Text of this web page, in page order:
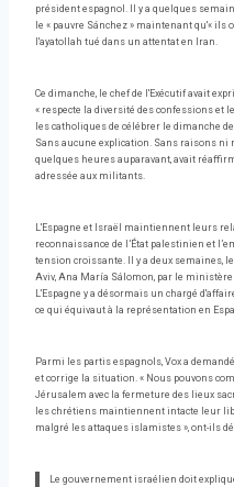
président espagnol. Il y a quelques
le « pauvre Sánchez » maintenant qu'«
l'ayatollah tué dans un attentat en Iran.
Ce dimanche, le chef de l'Exécutif avait
« respecte la diversité des confessions et
les catholiques de célébrer le dimanche
Sans aucune explication. Sans raisons ni
quelques heures auparavant, avait
adressée aux militants.
L'Espagne et Israël maintiennent leurs
reconnaissance de l’État palestinien et
tension croissante. Il y a deux semaines,
Aviv, Ana María Sálomon, par le
L'Espagne y a désormais un chargé
ce qui équivaut à la représentation en
Parmi les partis espagnols, Vox a
et corrige la situation. « Nous pouvons
Jérusalem avec la fermeture des lieux
les chrétiens maintiennent intacte leur
malgré les attaques islamistes », ont-ils
Le gouvernement israélien doit